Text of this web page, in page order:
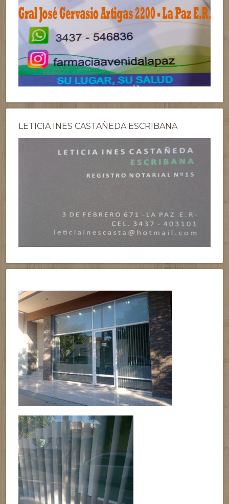
LETICIA INES CASTAÑEDA ESCRIBANA